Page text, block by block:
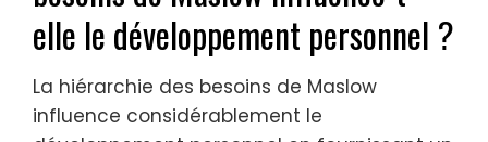
elle le développement personnel ?
La hiérarchie des besoins de Maslow
influence considérablement le